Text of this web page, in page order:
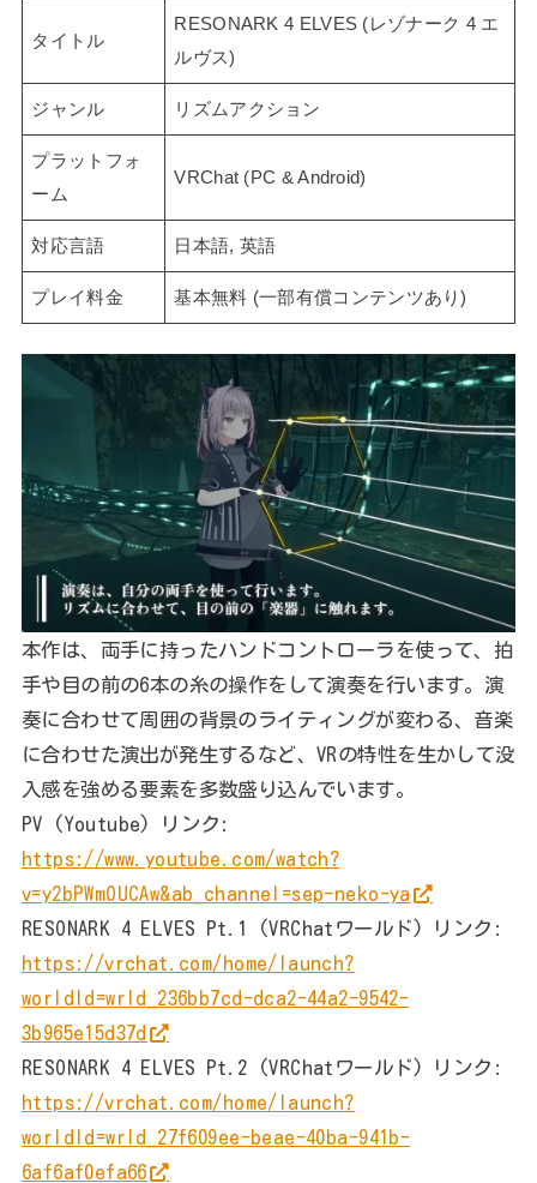
タイトル
RESONARK 4 ELVES (レゾナーク 4 エ
ルヴス)
ジャンル リズムアクション
プラットフォ
ーム
VRChat (PC & Android)
対応言語 日本語, 英語
プレイ料金 基本無料 (一部有償コンテンツあり)
本作は、両手に持ったハンドコントローラを使って、拍
手や目の前の6本の糸の操作をして演奏を行います。演
奏に合わせて周囲の背景のライティングが変わる、音楽
に合わせた演出が発生するなど、VRの特性を生かして没
入感を強める要素を多数盛り込んでいます。
PV (Youtube) リンク:
https://www.youtube.com/watch?
v=y2bPWmOUCAw&ab_channel=sep-neko-ya
RESONARK 4 ELVES Pt.1 (VRChatワールド) リンク:
https://vrchat.com/home/launch?
worldId=wrld_236bb7cd-dca2-44a2-9542-
3b965e15d37d
RESONARK 4 ELVES Pt.2 (VRChatワールド) リンク:
https://vrchat.com/home/launch?
worldId=wrld_27f609ee-beae-40ba-941b-
6af6af0efa66